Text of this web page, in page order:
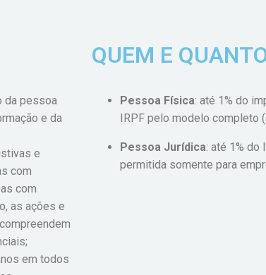
da pessoa
e da
e
com
com
as ações e
em todos
QUEM E
Pessoa Física: até 1% do
IRPF pelo modelo completo
Pessoa Jurídica: até 1% do
permitida somente para